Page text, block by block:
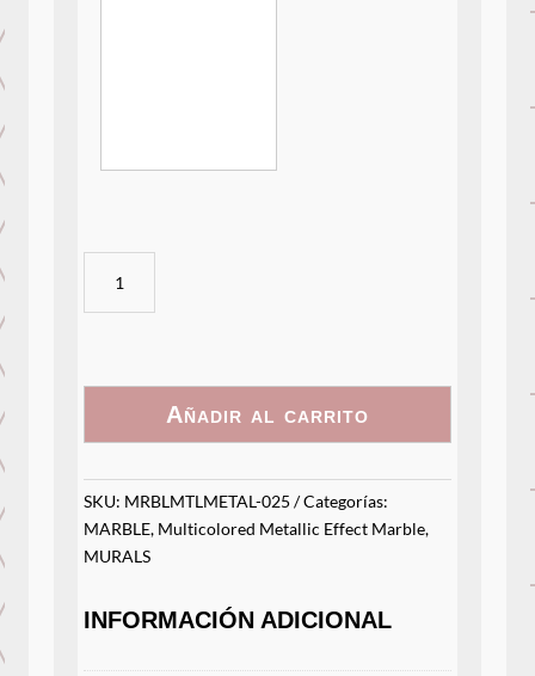
Multicolor
Añadir al carrito
SKU: MRBLMTLMETAL-025
Categorías:
MARBLE, Multicolored Metallic Effect Marble,
MURALS
INFORMACIÓN ADICIONAL